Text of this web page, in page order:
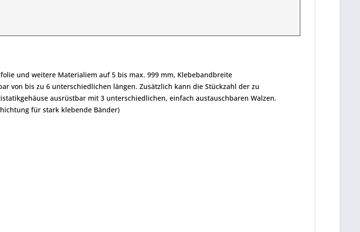
und weitere Materialiem auf 5 bis max. 999 mm, Klebeband­­breite
von bis zu 6 unterschiedlichen längen. Zusätzlich kann die Stückzahl der zu
ausrüstbar mit 3 unterschiedlichen, einfach austauschbaren Walzen.
für stark klebende Bänder)